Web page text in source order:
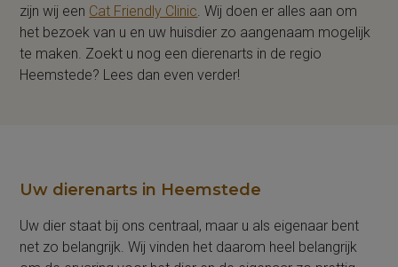
zijn wij een Cat Friendly Clinic. Wij doen er alles aan om
het bezoek van u en uw huisdier zo aangenaam mogelijk
te maken. Zoekt u nog een dierenarts in de regio
Heemstede? Lees dan even verder!
Uw dierenarts in Heemstede
Uw dier staat bij ons centraal, maar u als eigenaar bent
net zo belangrijk. Wij vinden het daarom heel belangrijk